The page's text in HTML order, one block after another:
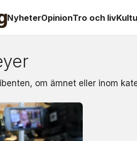
NyheterOpinionTro och liv
om ämnet eller inom